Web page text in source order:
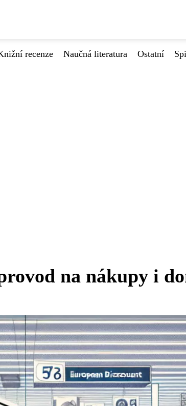
recenze Naučná literatura Ostatní
na nákupy i